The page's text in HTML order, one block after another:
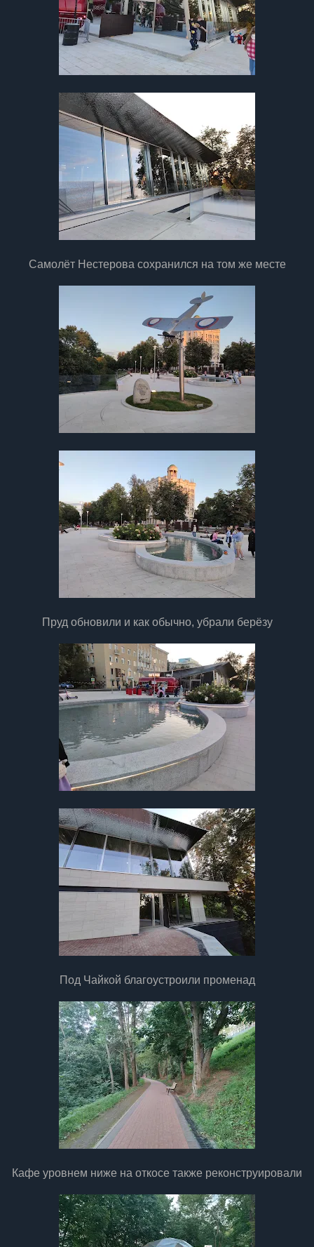
Самолёт Нестерова сохранился на том же месте
Пруд обновили и как обычно, убрали берёзу
Под Чайкой благоустроили променад
Кафе уровнем ниже на откосе также реконструировали